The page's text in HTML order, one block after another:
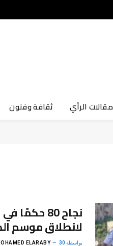
مقالات الرأي ثقافة وفنون
نجاح 80
لانطلاق موسم
بواسطة ELARABY 30 يوليو، 2026